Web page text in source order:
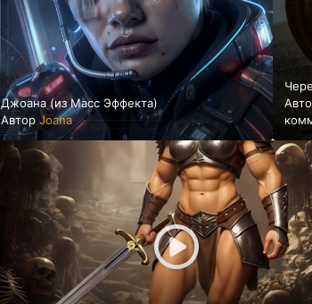
Джоана (из Масс Эффекта)
Автор Joana